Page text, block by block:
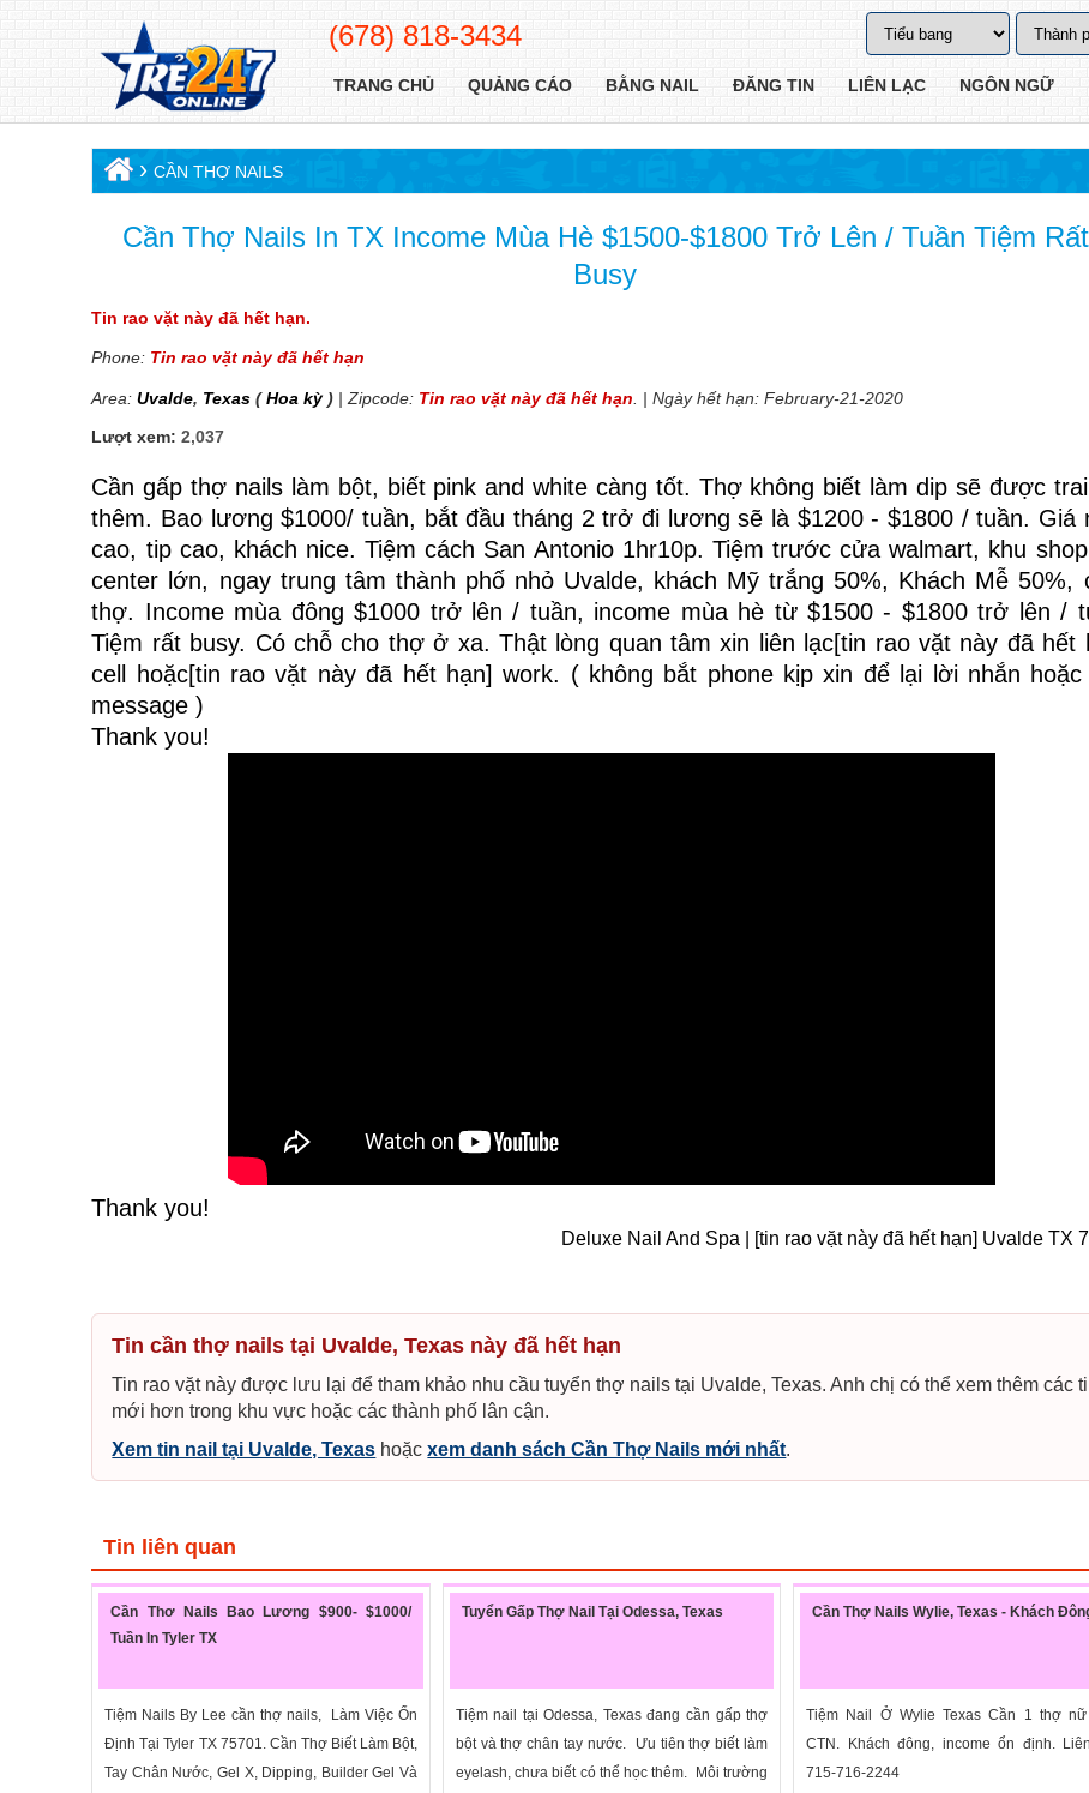
(678) 818-3434
TRANG CHỦ QUẢNG CÁO BẰNG NAIL ĐĂNG TIN LIÊN LẠC NGÔN NGỮ
› CẦN THỢ NAILS
Cần Thợ Nails In TX Income Mùa Hè $1500-$1800 Trở Lên / Tuần Tiệm Rất
Busy
Tin rao vặt này đã hết hạn.
Phone: Tin rao vặt này đã hết hạn
Area:Uvalde, Texas (Hoa kỳ) | Zipcode: Tin rao vặt này đã hết hạn . | Ngày hết hạn: February-21-2020
Lượt xem: 2,037
Cần gấp thợ nailslàm bột, biết pink and white càng tốt. Thợ không biết làm dip sẽ được
thêm. Bao lương $1000/ tuần, bắt đầu tháng 2 trở đi lương sẽ là $1200 - $1800 / tuần. Giá
cao, tip cao, khách nice. Tiệm cách San Antonio 1hr10p. Tiệm trước cửa walmart, khu
center lớn, ngay trung tâm thành phố nhỏ Uvalde, khách Mỹ trắng 50%, Khách Mễ 50%,
thợ. Income mùa đông $1000 trở lên / tuần, income mùa hè từ $1500 - $1800 trở lên /
Tiệm rất busy. Có chỗ cho thợ ở xa. Thật lòng quan tâm xin liên lạc[tin rao vặt này đã hết
cell hoặc[tin rao vặt này đã hết hạn] work. ( không bắt phone kịp xin để lại lời nhắn hoặc
message )
Thank you!
Thank you!
Deluxe Nail And Spa | [tin rao vặt này đã hết hạn] Uvalde TX
Tin cần thợ nails tại Uvalde, Texas này đã hết hạn
Tin rao vặt này được lưu lại để tham khảo nhu cầu tuyển thợ nails tại Uvalde, Texas. Anh chị có thể xem thêm các
mới hơn trong khu vực hoặc các thành phố lân cận.
Xem tin nail tại Uvalde, Texas hoặcxem danh sách Cần Thợ Nails mới nhất.
Tin liên quan
Cần Thơ Nails Bao Lương $900- $1000/
Tuần In Tyler TX
Tiệm Nails By Lee cần thợ nails, Làm Việc Ổn
Định Tại Tyler TX 75701. Cần Thợ Biết Làm Bột,
Tay Chân Nước, Gel X, Dipping, Builder Gel Và
Tuyển Gấp Thợ Nail Tại Odessa, Texas
Tiệm nail tại Odessa, Texas đang cần gấp thợ
bột và thợ chân tay nước. Ưu tiên thợ biết làm
eyelash, chưa biết có thể học thêm. Môi trường
Cần Thợ Nails Wylie, Texas - Khách
Tiệm Nail Ở Wylie Texas Cần 1 thợ
CTN. Khách đông, income ổn định.
715-716-2244